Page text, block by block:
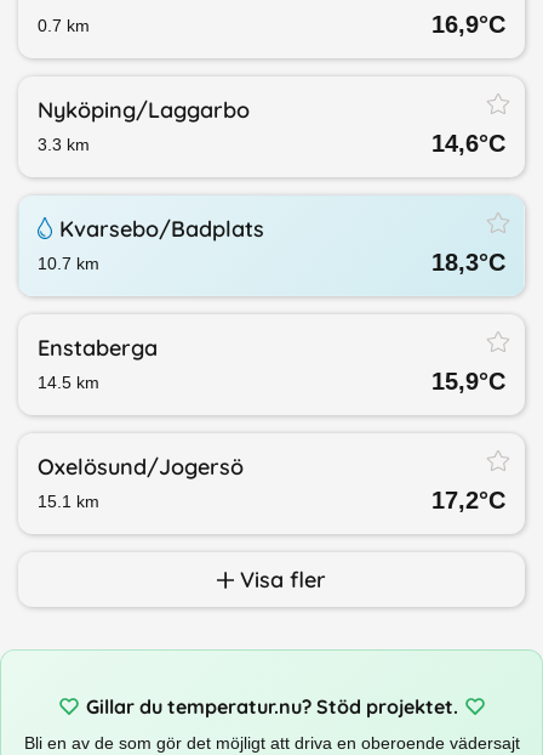
0.7 km 16,9°C
Nyköping/​Laggarbo
3.3 km 14,6°C
Kvarsebo/​Badplats
10.7 km 18,3°C
Enstaberga
14.5 km 15,9°C
Oxelösund/​Jogersö
15.1 km 17,2°C
Visa fler
Gillar du temperatur.nu? Stöd projektet.
Bli en av de som gör det möjligt att driva en oberoende vädersajt